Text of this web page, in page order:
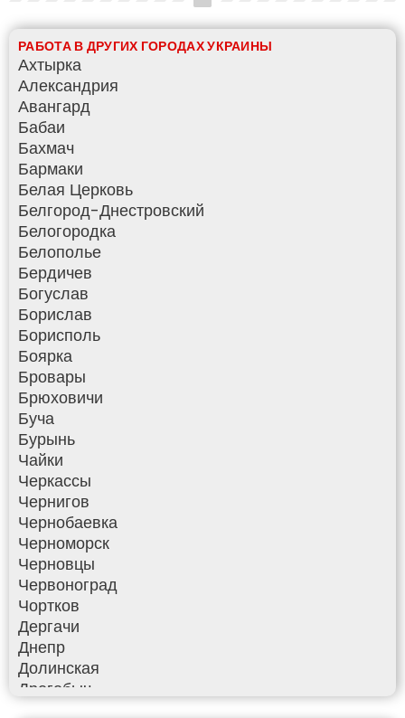
РАБОТА В ДРУГИХ ГОРОДАХ УКРАИНЫ
Ахтырка
Александрия
Авангард
Бабаи
Бахмач
Бармаки
Белая Церковь
Белгород-Днестровский
Белогородка
Белополье
Бердичев
Богуслав
Борислав
Борисполь
Боярка
Бровары
Брюховичи
Буча
Бурынь
Чайки
Черкассы
Чернигов
Чернобаевка
Черноморск
Черновцы
Червоноград
Чортков
Дергачи
Днепр
Долинская
Дрогобыч